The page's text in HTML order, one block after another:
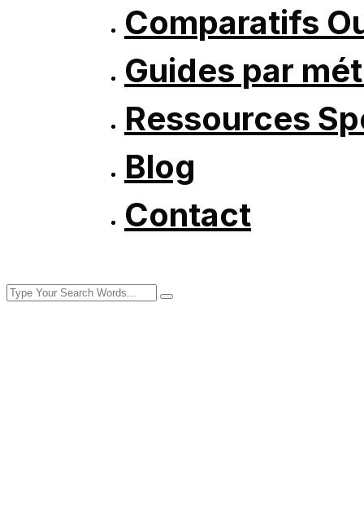
Comparatifs
Guides par
Ressources
Blog
Contact